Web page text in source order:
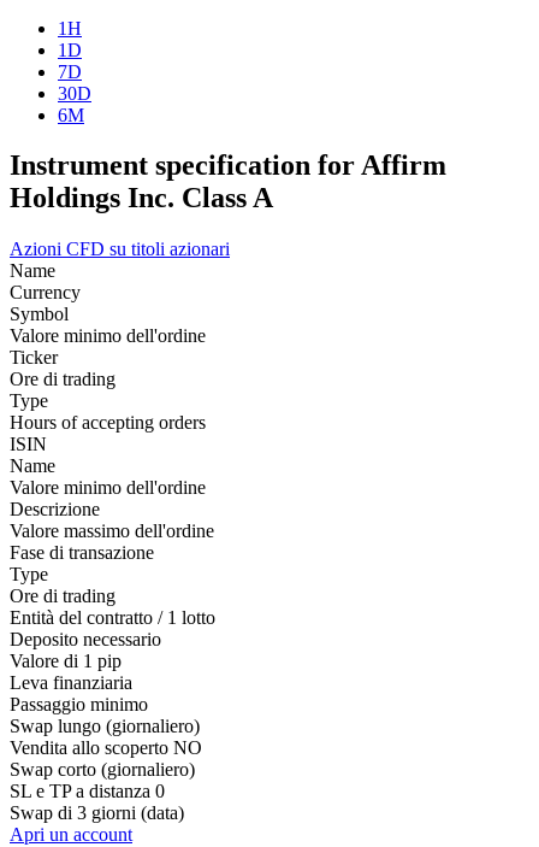
1H
1D
7D
30D
6M
Instrument specification for Affirm
Holdings Inc. Class A
Azioni CFD su titoli azionari
Name
Currency
Symbol
Valore minimo dell'ordine
Ticker
Ore di trading
Type
Hours of accepting orders
ISIN
Name
Valore minimo dell'ordine
Descrizione
Valore massimo dell'ordine
Fase di transazione
Type
Ore di trading
Entità del contratto / 1 lotto
Deposito necessario
Valore di 1 pip
Leva finanziaria
Passaggio minimo
Swap lungo (giornaliero)
Vendita allo scoperto NO
Swap corto (giornaliero)
SL e TP a distanza 0
Swap di 3 giorni (data)
Apri un account